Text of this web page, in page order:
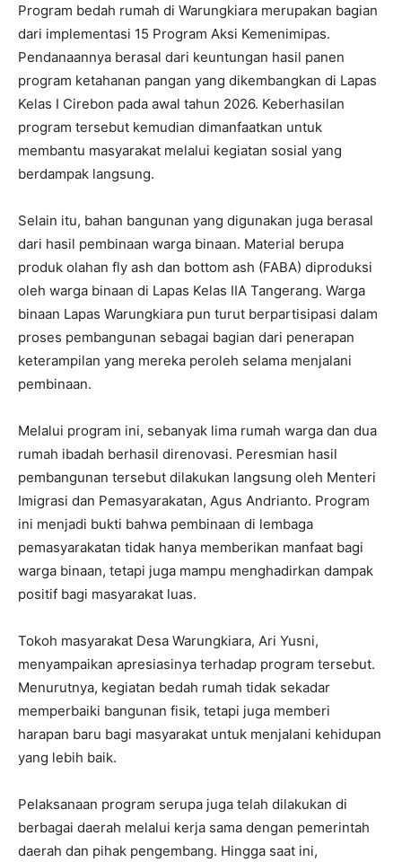
Program bedah rumah di Warungkiara merupakan bagian
dari implementasi 15 Program Aksi Kemenimipas.
Pendanaannya berasal dari keuntungan hasil panen
program ketahanan pangan yang dikembangkan di Lapas
Kelas I Cirebon pada awal tahun 2026. Keberhasilan
program tersebut kemudian dimanfaatkan untuk
membantu masyarakat melalui kegiatan sosial yang
berdampak langsung.
Selain itu, bahan bangunan yang digunakan juga berasal
dari hasil pembinaan warga binaan. Material berupa
produk olahan fly ash dan bottom ash (FABA) diproduksi
oleh warga binaan di Lapas Kelas IIA Tangerang. Warga
binaan Lapas Warungkiara pun turut berpartisipasi dalam
proses pembangunan sebagai bagian dari penerapan
keterampilan yang mereka peroleh selama menjalani
pembinaan.
Melalui program ini, sebanyak lima rumah warga dan dua
rumah ibadah berhasil direnovasi. Peresmian hasil
pembangunan tersebut dilakukan langsung oleh Menteri
Imigrasi dan Pemasyarakatan, Agus Andrianto. Program
ini menjadi bukti bahwa pembinaan di lembaga
pemasyarakatan tidak hanya memberikan manfaat bagi
warga binaan, tetapi juga mampu menghadirkan dampak
positif bagi masyarakat luas.
Tokoh masyarakat Desa Warungkiara, Ari Yusni,
menyampaikan apresiasinya terhadap program tersebut.
Menurutnya, kegiatan bedah rumah tidak sekadar
memperbaiki bangunan fisik, tetapi juga memberi
harapan baru bagi masyarakat untuk menjalani kehidupan
yang lebih baik.
Pelaksanaan program serupa juga telah dilakukan di
berbagai daerah melalui kerja sama dengan pemerintah
daerah dan pihak pengembang. Hingga saat ini,